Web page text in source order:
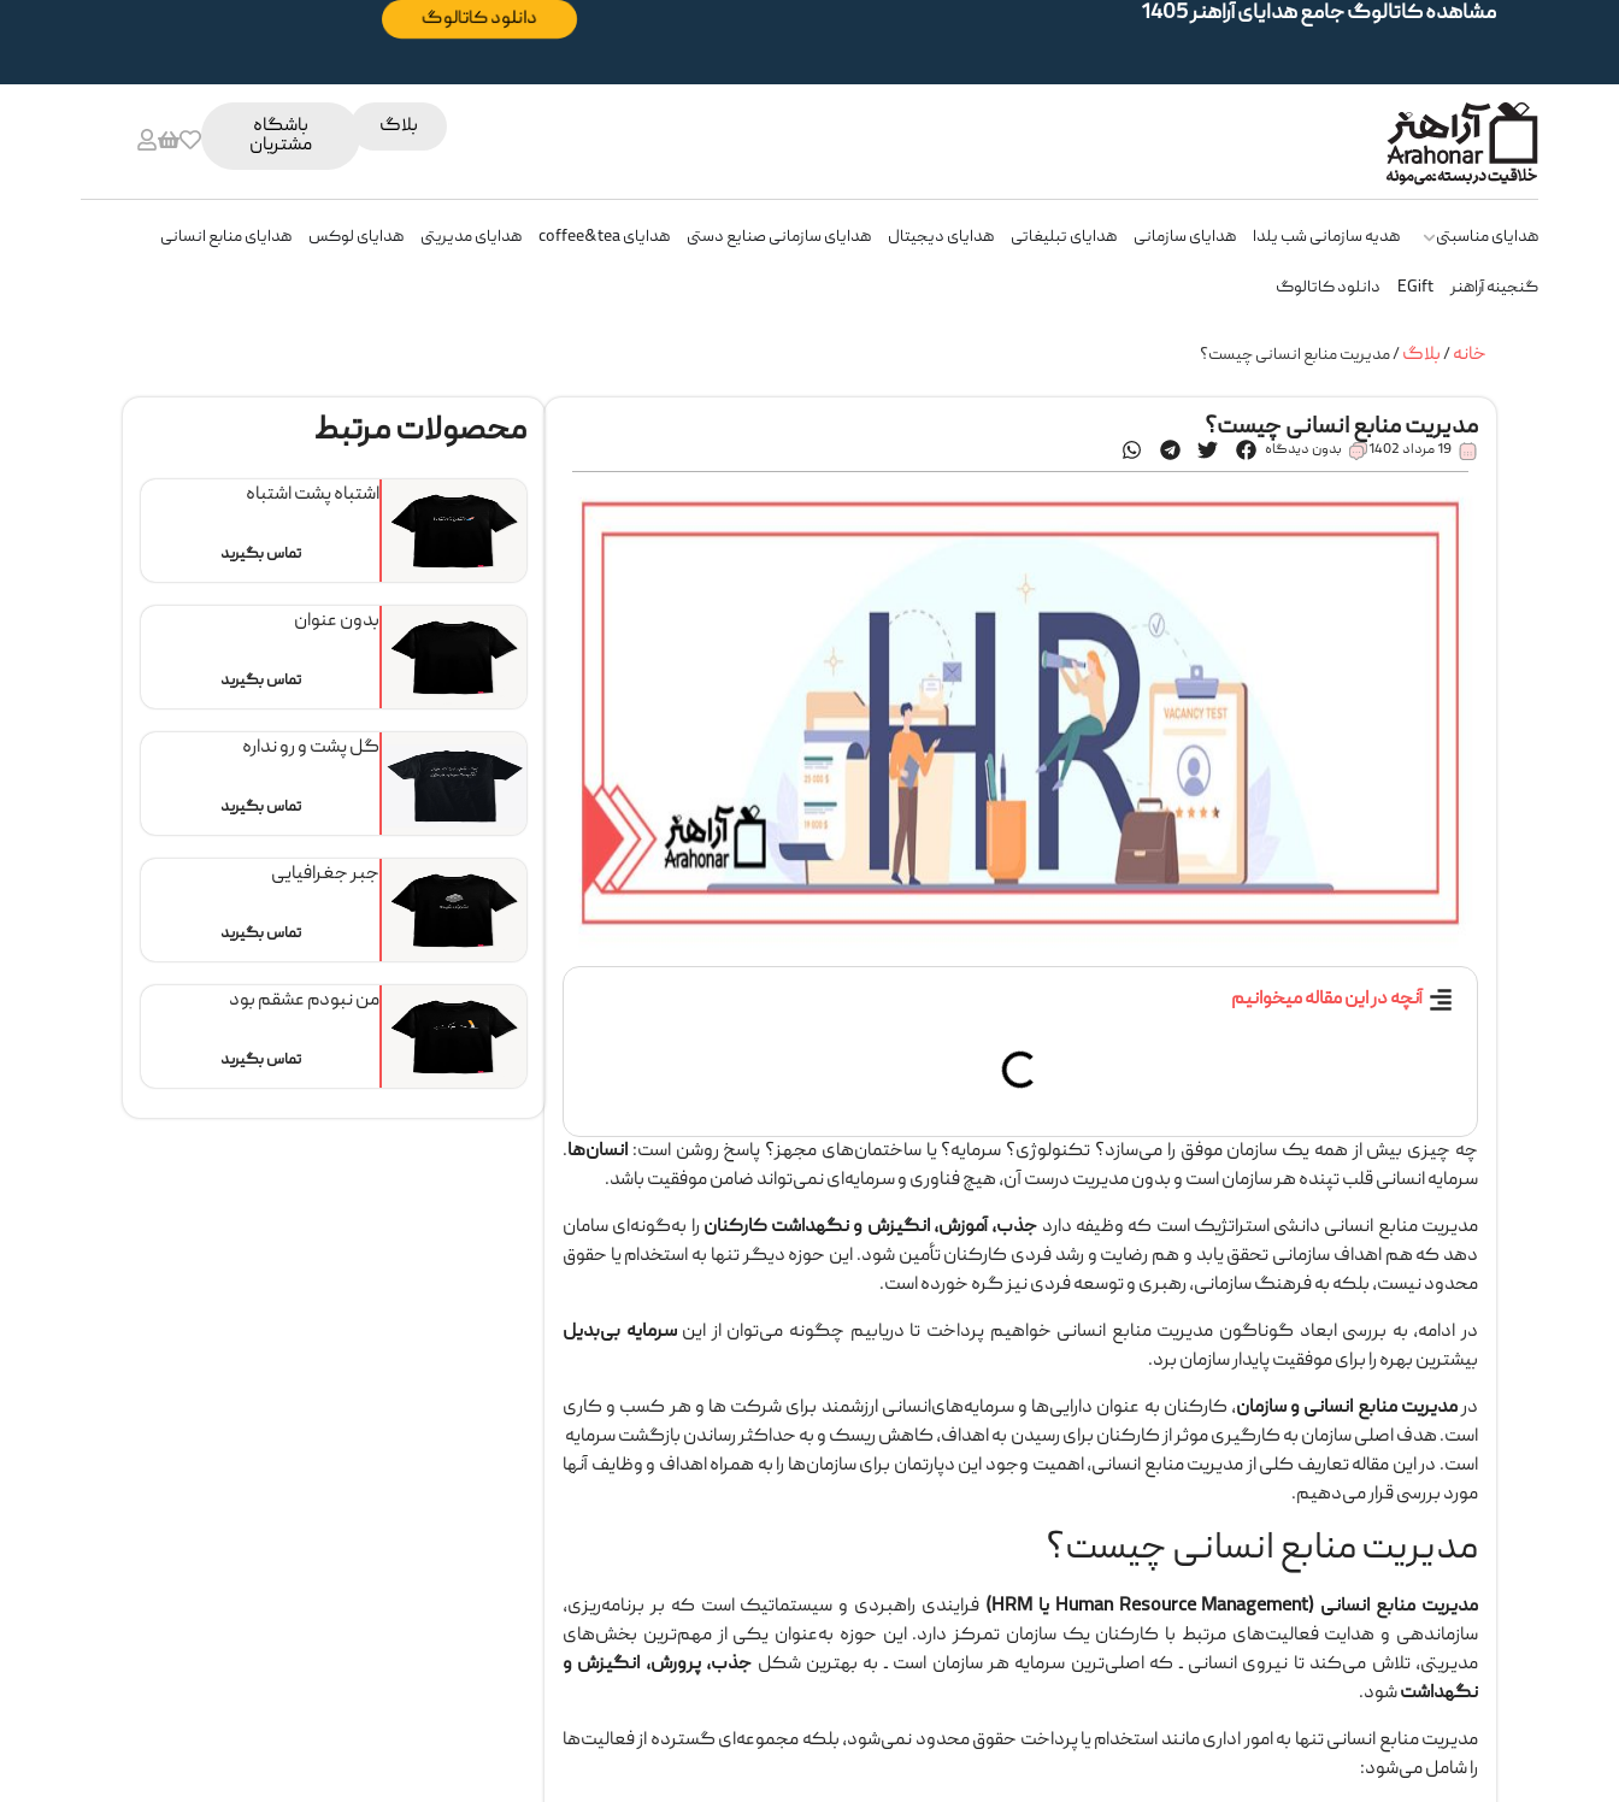
مشاهده کاتالوگ جامع هدایای آراهنر 1405 دانلود کاتالوگ
بلاگ باشگاه
مشتریان
هدایای مناسبتی هدیه سازمانی شب یلدا هدایای سازمانی هدایای تبلیغاتی هدایای دیجیتال هدایای سازمانی صنایع دستی هدایای coffee&tea هدایای مدیریتی هدایای لوکس هدایای منابع انسانی
گنجینه آراهنر EGift دانلود کاتالوگ
خانه/بلاگ/ مدیریت منابع انسانی چیست؟
مدیریت منابع انسانی چیست؟
19 مرداد 1402 بدون دیدگاه
آنچه در این مقاله میخوانیم
چه چیزی بیش از همه یک سازمان موفق را می‌سازد؟ تکنولوژی؟ سرمایه؟ یا ساختمان‌های مجهز؟ پاسخ روشن است: انسان‌ها.
سرمایه انسانی قلب تپنده هر سازمان است و بدون مدیریت درست آن، هیچ فناوری و سرمایه‌ای نمی‌تواند ضامن موفقیت باشد.
مدیریت منابع انسانی دانشی استراتژیک است که وظیفه دارد جذب، آموزش، انگیزش و نگهداشت کارکنان را به‌گونه‌ای سامان
دهد که هم اهداف سازمانی تحقق یابد و هم رضایت و رشد فردی کارکنان تأمین شود. این حوزه دیگر تنها به استخدام یا حقوق
محدود نیست، بلکه به فرهنگ سازمانی، رهبری و توسعه فردی نیز گره خورده است.
در ادامه، به بررسی ابعاد گوناگون مدیریت منابع انسانی خواهیم پرداخت تا دریابیم چگونه می‌توان از اینسرمایه بی‌بدیل
بیشترین بهره را برای موفقیت پایدار سازمان برد.
درمدیریت منابع انسانی و سازمان، کارکنان به عنوان دارایی‌ها و سرمایه‌های‌انسانی ارزشمند برای شرکت ها و هر کسب و کاری
است. هدف اصلی سازمان به کارگیری موثر از کارکنان برای رسیدن به اهداف، کاهش ریسک و به حداکثر رساندن بازگشت سرمایه
است. در این مقاله تعاریف کلی از مدیریت منابع انسانی، اهمیت وجود این دپارتمان برای سازمان‌ها را به همراه اهداف و وظایف آنها
مورد بررسی قرار می‌دهیم.
مدیریت منابع انسانی چیست؟
مدیریت منابع انسانی (Human Resource Management یا HRM)
فرایندی راهبردی و سیستماتیک است که بر برنامه‌ریزی،
سازماندهی و هدایت فعالیت‌های مرتبط با کارکنان یک سازمان تمرکز دارد. این حوزه به‌عنوان یکی از مهم‌ترین بخش‌های
مدیریتی، تلاش می‌کند تا نیروی انسانی ـ که اصلی‌ترین سرمایه هر سازمان است ـ به بهترین شکل جذب، پرورش، انگیزش و
نگهداشتشود.
مدیریت منابع انسانی تنها به امور اداری مانند استخدام یا پرداخت حقوق محدود نمی‌شود، بلکه مجموعه‌ای گسترده از فعالیت‌ها
را شامل می‌شود:
محصولات مرتبط
اشتباه پشت اشتباه
تماس بگیرید
بدون عنوان
تماس بگیرید
گل پشت و رو نداره
تماس بگیرید
جبر جغرافیایی
تماس بگیرید
من نبودم عشقم بود
تماس بگیرید